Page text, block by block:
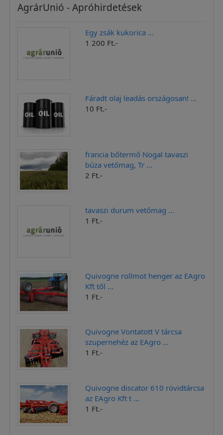
AgrárUnió - Apróhirdetések
Egy zsák kukorica ...
1 200 Ft.-
Fáradt olaj leadás országosan! ...
10 Ft.-
francia bőtermő Nogal tavaszi
búza vetőmag, Tr ...
2 Ft.-
tavaszi durum vetőmag ...
1 Ft.-
Quivogne rollmot henger az EAgro
Kft től ...
1 Ft.-
Quivogne Vontatott V tárcsa
szupernehéz az EAgro ...
1 Ft.-
Quivogne discator 610 rövidtárcsa
az EAgro Kft t ...
1 Ft.-